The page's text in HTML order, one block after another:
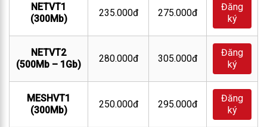
NETVT1
(300Mb)
235.000đ 275.000đ
Đăng
ký
NETVT2
(500Mb – 1Gb)
280.000đ 305.000đ
Đăng
ký
MESHVT1
(300Mb)
250.000đ 295.000đ
Đăng
ký